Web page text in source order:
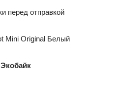
перед отправкой